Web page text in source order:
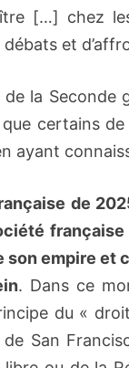
[…] chez
débats et
la Seconde
certains
ayant
de
empire et
. Dans ce
du «
San